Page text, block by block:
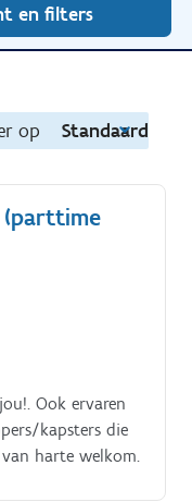
en filters
op Standaard
(parttime
Ook ervaren
kapsters die
harte welkom.